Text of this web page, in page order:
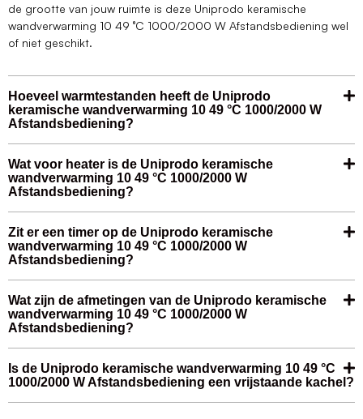
de grootte van jouw ruimte is deze Uniprodo keramische
wandverwarming 10 49 °C 1000/2000 W Afstandsbediening wel
of niet geschikt.
Hoeveel warmtestanden heeft de Uniprodo
keramische wandverwarming 10 49 °C 1000/2000 W
Afstandsbediening?
Wat voor heater is de Uniprodo keramische
wandverwarming 10 49 °C 1000/2000 W
Afstandsbediening?
Zit er een timer op de Uniprodo keramische
wandverwarming 10 49 °C 1000/2000 W
Afstandsbediening?
Wat zijn de afmetingen van de Uniprodo keramische
wandverwarming 10 49 °C 1000/2000 W
Afstandsbediening?
Is de Uniprodo keramische wandverwarming 10 49 °C
1000/2000 W Afstandsbediening een vrijstaande kachel?